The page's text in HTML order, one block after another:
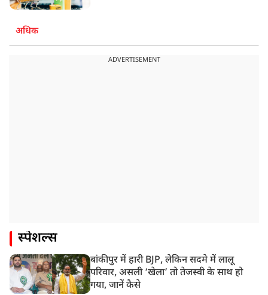
अधिक
ADVERTISEMENT
स्पेशल्स
बांकीपुर में हारी BJP, लेकिन सदमे में लालू
परिवार, असली ‘खेला’ तो तेजस्वी के साथ हो
गया, जानें कैसे